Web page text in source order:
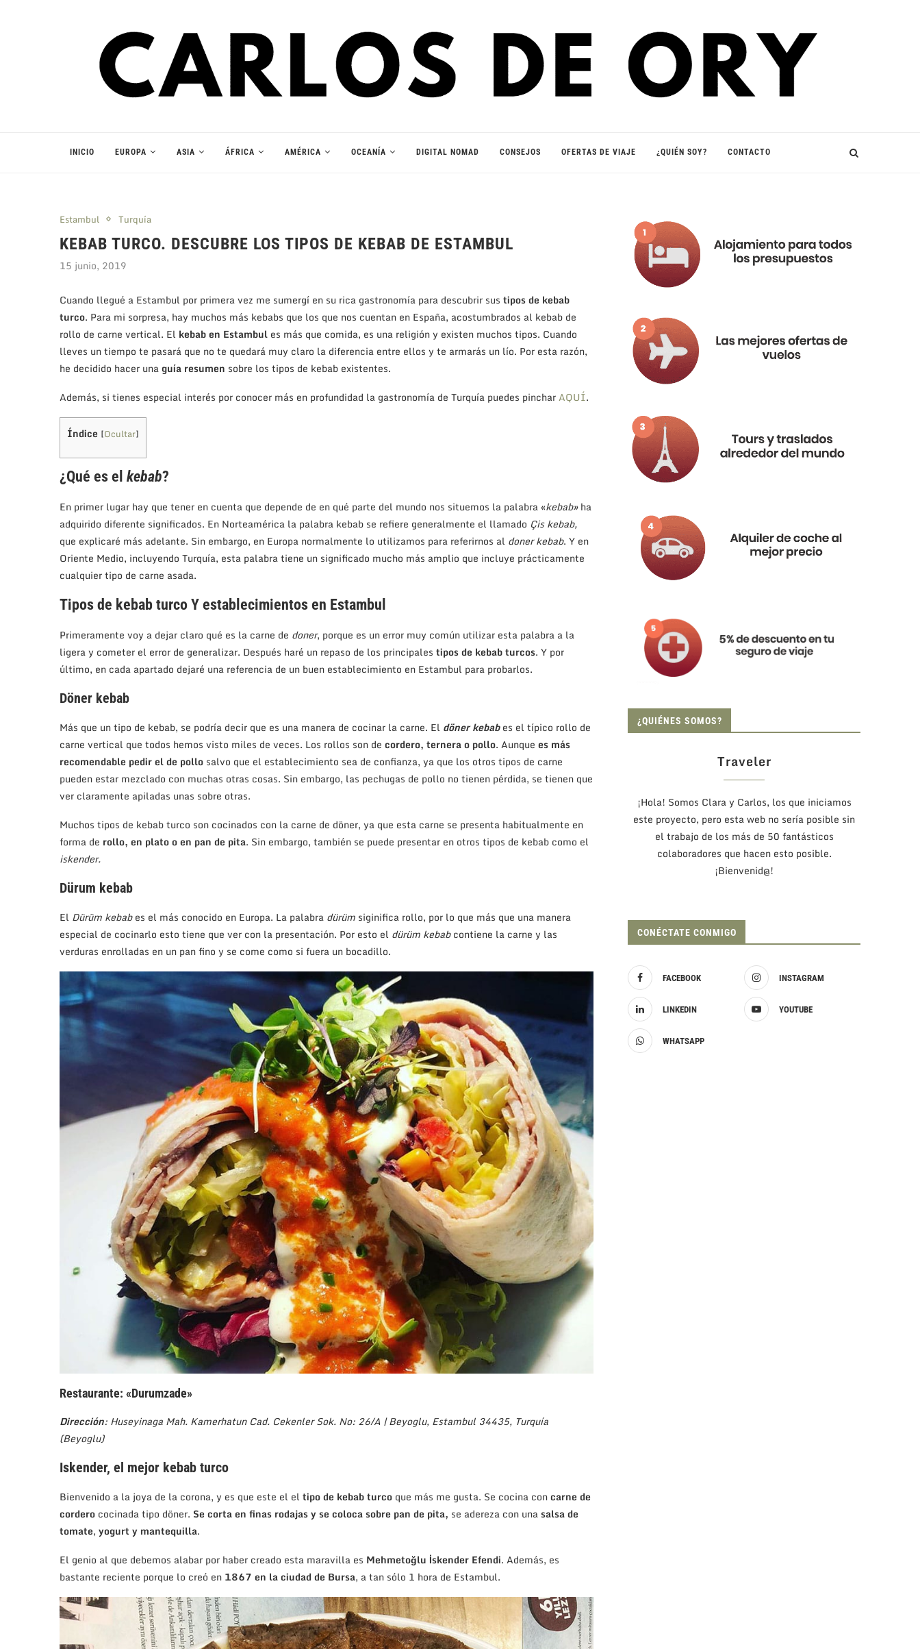
INICIO EUROPA ASIA ÁFRICA AMÉRICA OCEANÍA DIGITAL NOMAD CONSEJOS OFERTAS DE VIAJE ¿QUIÉN SOY? CONTACTO
Estambul Turquía
KEBAB TURCO. DESCUBRE LOS TIPOS DE KEBAB DE ESTAMBUL
15 junio, 2019
Cuando llegué a Estambul por primera vez me sumergí en su rica gastronomía para descubrir sus tipos de kebab
turco. Para mi sorpresa, hay muchos más kebabs que los que nos cuentan en España, acostumbrados al kebab de
rollo de carne vertical. El kebab en Estambul es más que comida, es una religión y existen muchos tipos. Cuando
lleves un tiempo te pasará que no te quedará muy claro la diferencia entre ellos y te armarás un lío. Por esta razón,
he decidido hacer unaguía resumen sobre los tipos de kebab existentes.
Además, si tienes especial interés por conocer más en profundidad la gastronomía de Turquía puedes pincharAQUÍ.
Índice [Ocultar]
¿Qué es el kebab?
En primer lugar hay que tener en cuenta que depende de en qué parte del mundo nos situemos la palabra «kebab»ha
adquirido diferente significados. En Norteamérica la palabra kebab se refiere generalmente el llamado Çis kebab,
que explicaré más adelante. Sin embargo, en Europa normalmente lo utilizamos para referirnos al doner kebab. Y en
Oriente Medio, incluyendo Turquía, esta palabra tiene un significado mucho más amplio que incluye prácticamente
cualquier tipo de carne asada.
Tipos de kebab turco Y establecimientos en Estambul
Primeramente voy a dejar claro qué es la carne de doner, porque es un error muy común utilizar esta palabra a la
ligera y cometer el error de generalizar. Después haré un repaso de los principales tipos de kebab turcos. Y por
último, en cada apartado dejaré una referencia de un buen establecimiento en Estambul para probarlos.
Döner kebab
Más que un tipo de kebab, se podría decir que es una manera de cocinar la carne. El döner kebab es el típico rollo de
carne vertical que todos hemos visto miles de veces. Los rollos son de cordero, ternera o pollo. Aunque es más
recomendable pedir el de pollo salvo que el establecimiento sea de confianza, ya que los otros tipos de carne
pueden estar mezclado con muchas otras cosas. Sin embargo, las pechugas de pollo no tienen pérdida, se tienen que
ver claramente apiladas unas sobre otras.
Muchos tipos de kebab turco son cocinados con la carne de döner, ya que esta carne se presenta habitualmente en
forma de rollo, en plato o en pan de pita. Sin embargo, también se puede presentar en otros tipos de kebab como el
iskender.
Dürum kebab
El Dürüm kebabes el más conocido en Europa. La palabra dürüm siginifica rollo, por lo que más que una manera
especial de cocinarlo esto tiene que ver con la presentación. Por esto el dürüm kebabcontiene la carne y las
verduras enrolladas en un pan fino y se come como si fuera un bocadillo.
Restaurante: «Durumzade»
Dirección: Huseyinaga Mah. Kamerhatun Cad. Cekenler Sok. No: 26/A |Beyoglu, Estambul 34435, Turquía
(Beyoglu)
Iskender, el mejor kebab turco
Bienvenido a la joya de la corona, y es que este el el tipo de kebab turco que más me gusta. Se cocina concarne de
cordero cocinada tipo döner. Se corta en finas rodajas y se coloca sobre pan de pita, se adereza con unasalsa de
tomate, yogurt y mantequilla.
El genio al que debemos alabar por haber creado esta maravilla es Mehmetoğlu İskender Efendi. Además, es
bastante reciente porque lo creó en 1867 en la ciudad de Bursa, a tan sólo 1 hora de Estambul.
¿QUIÉNES SOMOS?
Traveler
¡Hola! Somos Clara y Carlos, los que iniciamos
este proyecto, pero esta web no sería posible sin
el trabajo de los más de 50 fantásticos
colaboradores que hacen esto posible.
¡Bienvenid@!
CONÉCTATE CONMIGO
FACEBOOK INSTAGRAM
LINKEDIN YOUTUBE
WHATSAPP